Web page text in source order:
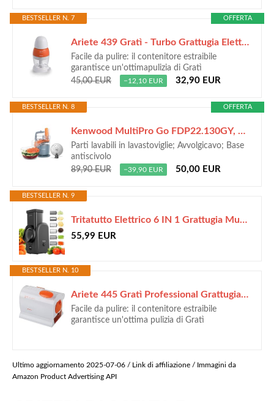
OFFERTA
BESTSELLER N. 7
Ariete 439 Gratì - Turbo Grattugia Elettrica, Formaggera, Coperchio Salvafreschezza, Capacità Tazza 200 Cc, Lama Inox, Dosatore Incorporato, 200W, Bianco/Arancio
Facile da pulire: il contenitore estraibile
garantisce un'ottimapulizia di Gratì
45,00 EUR
−12,10 EUR 32,90 EUR
OFFERTA
BESTSELLER N. 8
Kenwood MultiPro Go FDP22.​130GY, Robot da Cucina, Trita, Affetta, Grattugia, Riduce in Purea e Impasta, 360° Express Serve, Ciotola da 1.3L, Lame per Impastare, Disco da 4 mm, 650W, Grigio
Parti lavabili in lavastoviglie; Avvolgicavo; Base
antiscivolo
89,90 EUR
−39,90 EUR 50,00 EUR
BESTSELLER N. 9
Tritatutto Elettrico 6 IN 1 Grattugia Multifunzione per Verdura,Affetta Verdure,Tritatutto Da Cucina Elettrico, Taglia Verdure Elettrico,Adatto per frutta, patate, cetrioli, formaggio,grigio-nero
55,99 EUR
BESTSELLER N. 10
Ariete 445 Gratì Professional Grattugia Elettrica Professionale, Rullo Extra Large Acciaio Inox, Contenitore Estraibile con Tappo Salvafreschezza, 120 W, Bianco/Arancione
Facile da pulire: il contenitore estraibile
garantisce un'ottima pulizia di Gratì
Ultimo aggiornamento 2025-07-06 / Link di affiliazione / Immagini da
Amazon Product Advertising API